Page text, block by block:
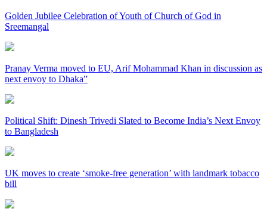
Golden Jubilee Celebration of Youth of Church of God in
Sreemangal
Pranay Verma moved to EU, Arif Mohammad Khan in discussion as
next envoy to Dhaka”
Political Shift: Dinesh Trivedi Slated to Become India’s Next Envoy
to Bangladesh
UK moves to create ‘smoke-free generation’ with landmark tobacco
bill